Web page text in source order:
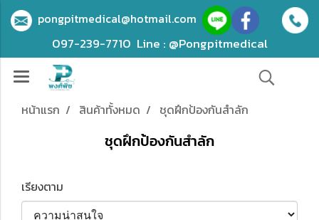
pongpitmedical@hotmail.com
097-239-7710 Line : @Pongpitmedical
หน้าแรก สินค้าทั้งหมด ชุดฝึกป้องกันสำลัก
ชุดฝึกป้องกันสำลัก
เรียงตาม